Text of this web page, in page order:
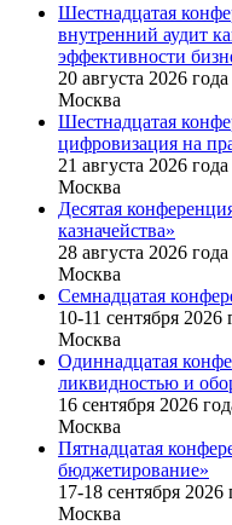
Шестнадцатая
внутренний аудит
эффективности
20 августа 2026 года
Москва
Шестнадцатая
цифровизация на
21 августа 2026 года
Москва
Десятая
казначейства»
28 августа 2026 года
Москва
Семнадцатая
10-11 сентября 2026
Москва
Одиннадцатая
ликвидностью и
16 cентября 2026
Москва
Пятнадцатая
бюджетирование»
17-18 сентября 2026
Москва